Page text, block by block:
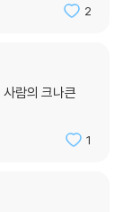
2
람의 크나큰
1